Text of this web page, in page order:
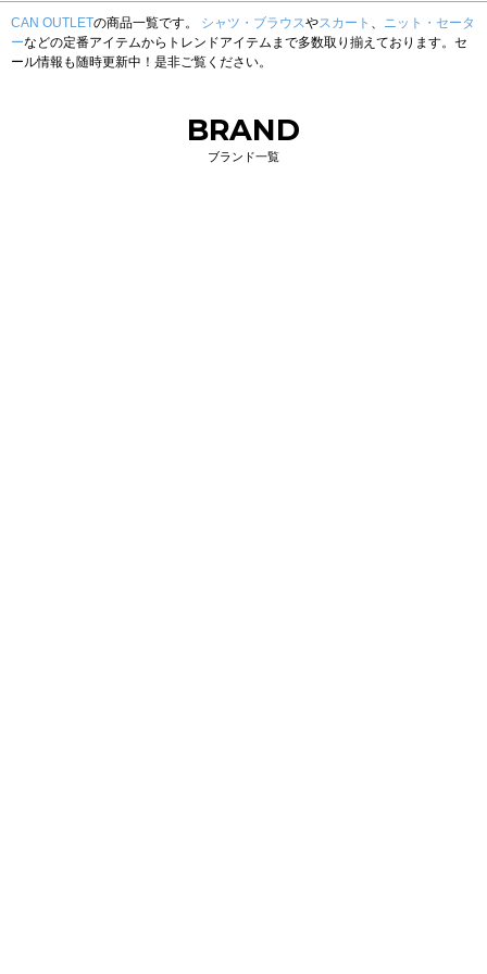
CAN OUTLETの商品一覧です。 シャツ・ブラウスやスカート 、 ニット・セータ
ーなどの定番アイテムからトレンドアイテムまで多数取り揃えております。セ
ール情報も随時更新中！是非ご覧ください。
BRAND
ブランド一覧